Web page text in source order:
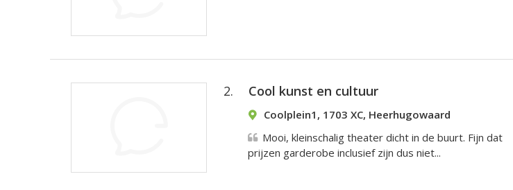
2. Cool kunst en cultuur
Coolplein1, 1703 XC, Heerhugowaard
Mooi, kleinschalig theater dicht in de buurt. Fijn dat
prijzen garderobe inclusief zijn dus niet...